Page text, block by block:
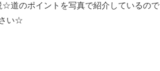
道のポイントを写真で紹介しているので
い☆